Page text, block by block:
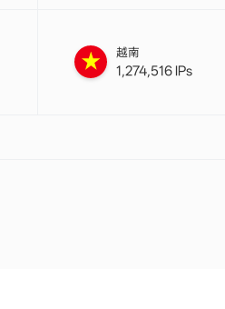
越南
1,274,516 IPs